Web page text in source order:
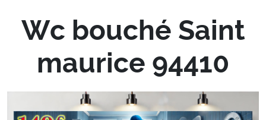
Wc bouché Saint
maurice 94410